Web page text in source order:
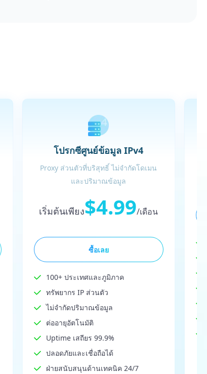
โปรกซีศูนย์ข้อมูล IPv4
Proxy ส่วนตัวที่บริสุทธิ์ ไม่จำกัดโดเมน
และปริมาณข้อมูล
เริ่มต้นเพียง$4.99/เดือน
ซื้อเลย
100+ ประเทศและภูมิภาค
ทรัพยากร IP ส่วนตัว
ไม่จำกัดปริมาณข้อมูล
ต่ออายุอัตโนมัติ
Uptime เสถียร 99.9%
ปลอดภัยและเชื่อถือได้
ฝ่ายสนับสนุนด้านเทคนิค 24/7